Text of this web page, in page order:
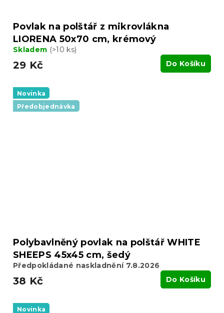
Povlak na polštář z mikrovlákna
LIORENA 50x70 cm, krémový
Skladem (>10 ks)
29 Kč Do Košíku
Novinka
Předobjednávka
Polybavlněný povlak na polštář WHITE
SHEEPS 45x45 cm, šedý
Předpokládané naskladnění 7.8.2026
38 Kč Do Košíku
Novinka